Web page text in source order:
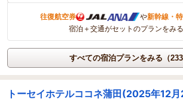
往復航空券 や新幹線・
宿泊＋交通がセットのプランをみる
すべての宿泊プランをみる（233
トーセイホテルココネ蒲田(2025年12